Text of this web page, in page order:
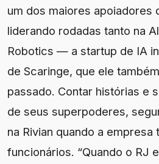
um dos maiores apoiadores
liderando rodadas tanto na
Robotics — a startup de IA
de Scaringe, que ele
passado. Contar histórias e
de seus superpoderes,
na Rivian quando a empresa
funcionários. “Quando o RJ